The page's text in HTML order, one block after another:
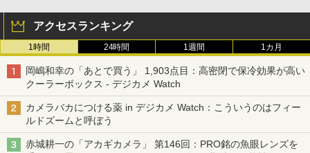
アクセスランキング
1時間 24時間 1週間 1カ月
岡嶋和幸の「あとで買う」 1,903点目：高密閉で保冷効果が高い
クーラーボックス - デジカメ Watch
カメラバカにつける薬 in デジカメ Watch：こういうのはフィー
ルドズームと呼ぼう
赤城耕一の「アカギカメラ」 第146回：PRO銘の魚眼レンズを